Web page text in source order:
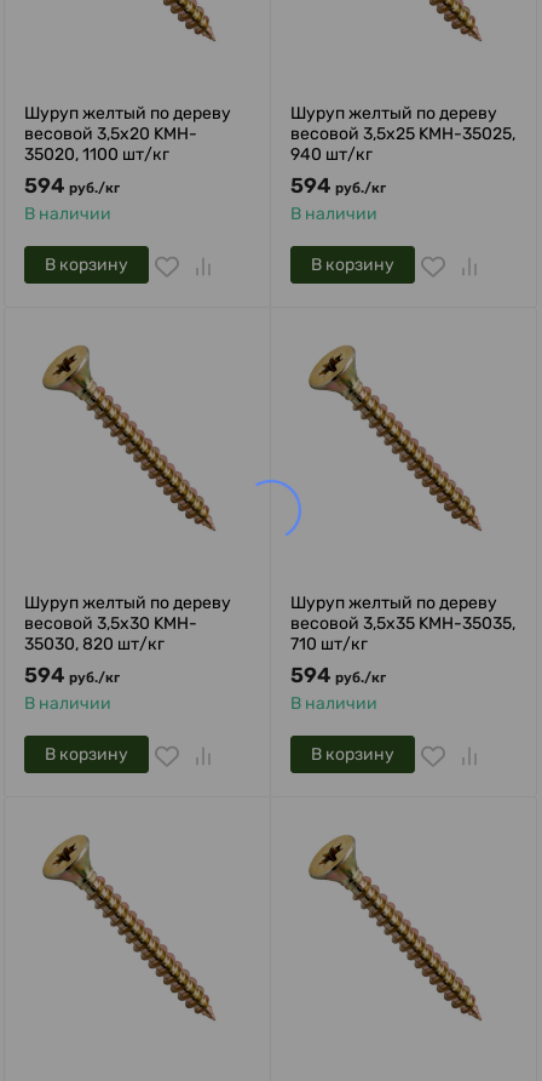
Шуруп желтый по дереву
весовой 3,5х20 KMH-
35020, 1100 шт/кг
594 руб./кг
В наличии
В корзину
Шуруп желтый по дереву
весовой 3,5х25 KMH-35025,
940 шт/кг
594 руб./кг
В наличии
В корзину
Шуруп желтый по дереву
весовой 3,5х30 KMH-
35030, 820 шт/кг
594 руб./кг
В наличии
В корзину
Шуруп желтый по дереву
весовой 3,5х35 KMH-35035,
710 шт/кг
594 руб./кг
В наличии
В корзину